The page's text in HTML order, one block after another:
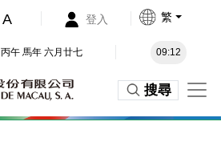
A 登入 繁
丙午 馬年 六月廿七 09:12
搜尋